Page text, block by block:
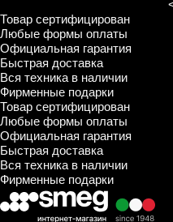
Товар сертифицирован
Любые формы оплаты
Официальная гарантия
Быстрая доставка
Вся техника в наличии
Фирменные подарки
Товар сертифицирован
Любые формы оплаты
Официальная гарантия
Быстрая доставка
Вся техника в наличии
Фирменные подарки